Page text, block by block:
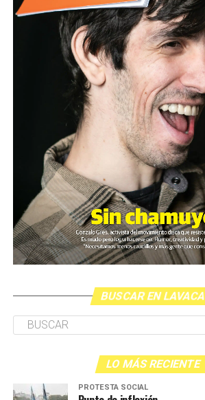
BUSCAR EN LAVACA
LO MÁS RECIENTE
PROTESTA SOCIAL